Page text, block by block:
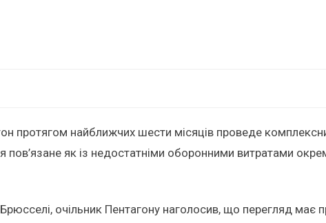
протягом найближчих шести місяців проведе
як із недостатніми оборонними витратами
очільник Пентагону наголосив, що перегляд має